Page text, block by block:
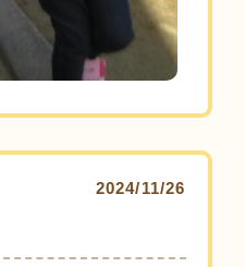
2024/11/26